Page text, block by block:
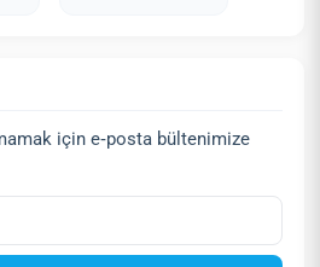
için e‑posta bültenimize